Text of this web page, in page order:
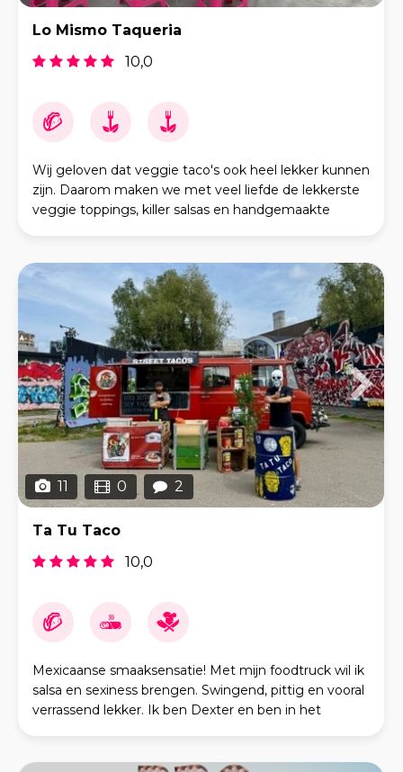
Lo Mismo Taqueria
10,0
Wij geloven dat veggie taco's ook heel lekker kunnen
zijn. Daarom maken we met veel liefde de lekkerste
veggie toppings, killer salsas en handgemaakte
11 0 2
Ta Tu Taco
10,0
Mexicaanse smaaksensatie! Met mijn foodtruck wil ik
salsa en sexiness brengen. Swingend, pittig en vooral
verrassend lekker. Ik ben Dexter en ben in het